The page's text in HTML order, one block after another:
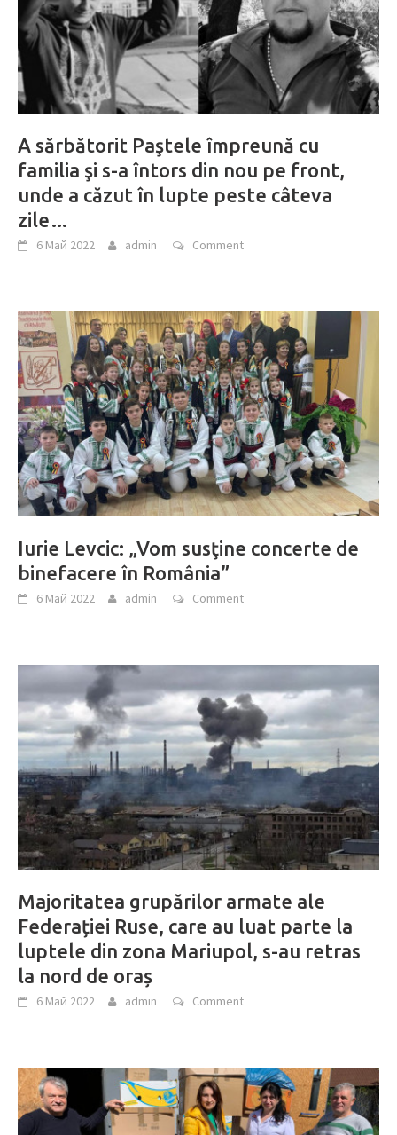
A sărbătorit Paştele împreună cu
familia şi s-a întors din nou pe front,
unde a căzut în lupte peste câteva
zile…
6 Май 2022 admin Comment
Iurie Levcic: „Vom susţine concerte de
binefacere în România”
6 Май 2022 admin Comment
Majoritatea grupărilor armate ale
Federației Ruse, care au luat parte la
luptele din zona Mariupol, s-au retras
la nord de oraș
6 Май 2022 admin Comment